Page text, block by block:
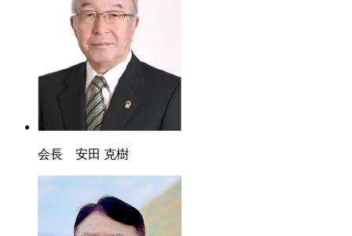
会長 安田 克樹